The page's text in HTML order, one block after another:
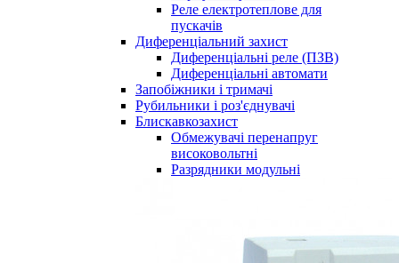
Реле електротеплове для
пускачів
Диференціальний захист
Диференціальні реле (ПЗВ)
Диференціальні автомати
Запобіжники і тримачі
Рубильники і роз'єднувачі
Блискавкозахист
Обмежувачі перенапруг
високовольтні
Разрядники модульні